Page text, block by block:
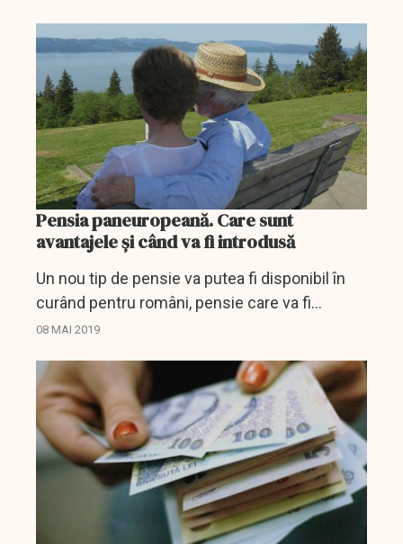
pensii administrate...
Pensia paneuropeană. Care sunt
avantajele și când va fi introdusă
Un nou tip de pensie va putea fi disponibil în
curând pentru români, pensie care va fi
obținută în aceleași condiții ca în toate statele
află pe...
08 MAI 2019